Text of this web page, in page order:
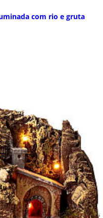
com rio e gruta